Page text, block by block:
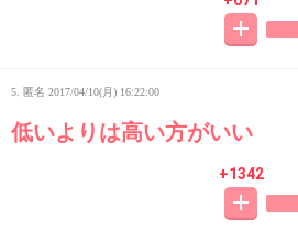
5. 匿名 2017/04/10(月) 16:22:00
低いよりは高い方がいい
+1342